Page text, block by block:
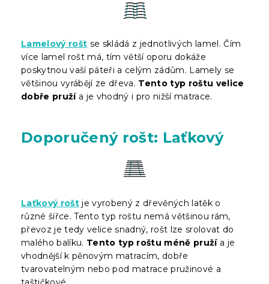
Lamelový rošt se skládá z jednotlivých lamel. Čím
více lamel rošt má, tím větší oporu dokáže
poskytnou vaší páteři a celým zádům. Lamely se
většinou vyrábějí ze dřeva. Tento typ roštu velice
dobře pružía je vhodný i pro nižší matrace.
Doporučený rošt: Laťkový
Laťkový rošt je vyrobený z dřevěných latěk o
různé šířce. Tento typ roštu nemá většinou rám,
převoz je tedy velice snadný, rošt lze srolovat do
malého balíku. Tento typ roštu méně pružía je
vhodnější k pěnovým matracím, dobře
tvarovatelným nebo pod matrace pružinové a